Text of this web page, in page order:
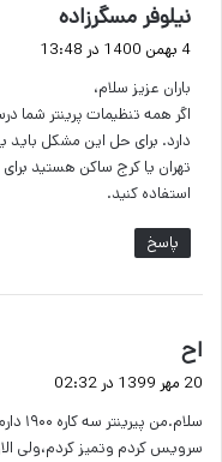
نیلوفر مسگرزاده
ف
4 بهمن 1400 در 13:48
باران عزیز سلام،
اگر همه تنظیمات پرینتر شما
دارد. برای حل این مشکل باید
تهران یا کرج ساکن هستید برای
استفاده کنید.
پاسخ
اح
:
20 مهر 1399 در 02:32
سرویس کردم وتمیز کردم،ولی